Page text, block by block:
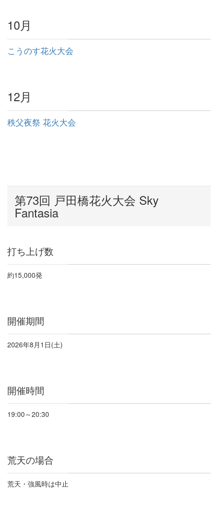
10月
こうのす花火大会
12月
秩父夜祭 花火大会
第73回 戸田橋花火大会 Sky
Fantasia
打ち上げ数
約15,000発
開催期間
2026年8月 1 日(土)
開催時間
19:00 ～20:30
荒天の場合
荒天・強風時は中止